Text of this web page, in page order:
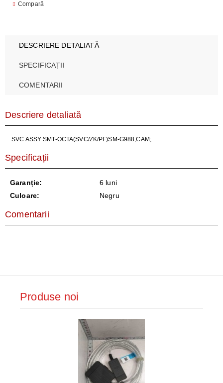
Compară
DESCRIERE DETALIATĂ
SPECIFICAȚII
COMENTARII
Descriere detaliată
SVC ASSY SMT-OCTA(SVC/ZK/PF)SM-G988,CAM;
Specificații
Garanție:
6 luni
Culoare:
Negru
Comentarii
Produse noi